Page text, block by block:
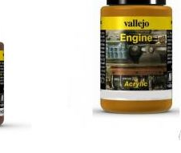
Effet moteur suie
AJOUTER AU PANIER